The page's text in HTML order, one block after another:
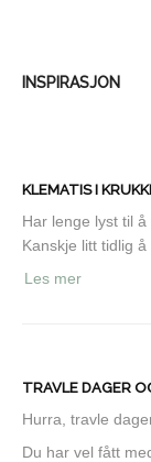
INSPIRASJON
KLEMATIS I
Har lenge lyst til
Kanskje litt tidlig
Les mer
TRAVLE DAGER
Hurra, travle
Du har vel fått